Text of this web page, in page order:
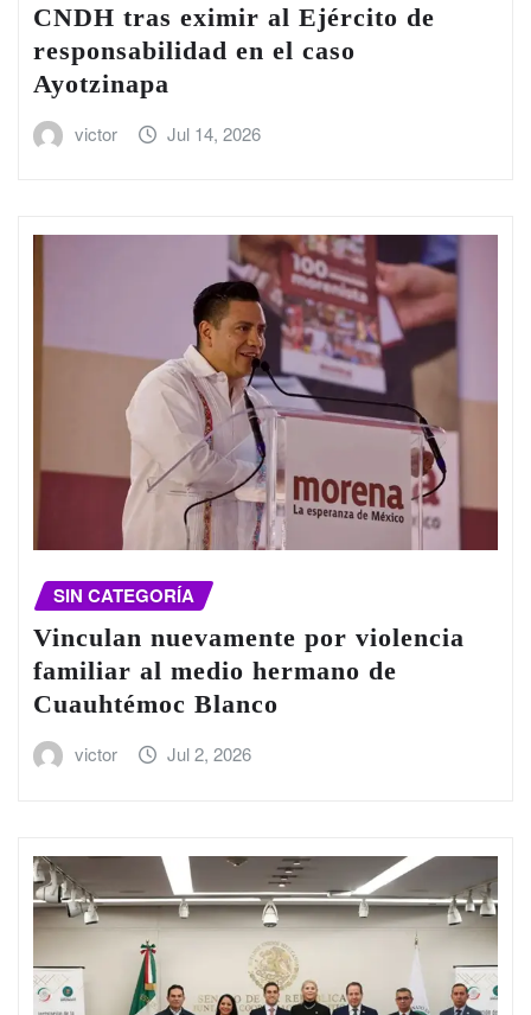
CNDH tras eximir al Ejército de
responsabilidad en el caso
Ayotzinapa
victor Jul 14, 2026
SIN CATEGORÍA
Vinculan nuevamente por violencia
familiar al medio hermano de
Cuauhtémoc Blanco
victor Jul 2, 2026